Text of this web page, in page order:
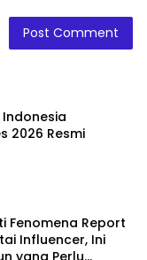
2026 Resmi
Fenomena Report
Influencer, Ini
yang Perlu